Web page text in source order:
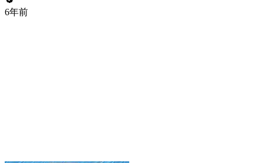
6年前